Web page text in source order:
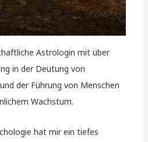
Astrologin mit über
in der Deutung von
der Führung von Menschen
Wachstum.
hat mir ein tiefes